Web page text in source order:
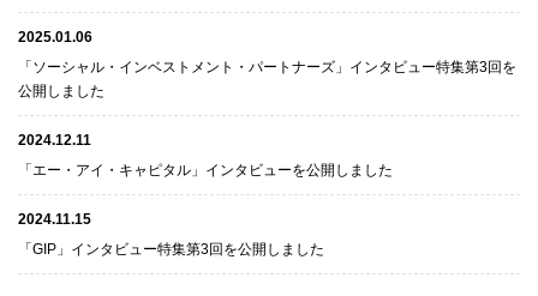
2025.01.06
「ソーシャル・インベストメント・パートナーズ」インタビュー特集第3回を
公開しました
2024.12.11
「エー・アイ・キャピタル」インタビューを公開しました
2024.11.15
「GIP」インタビュー特集第3回を公開しました